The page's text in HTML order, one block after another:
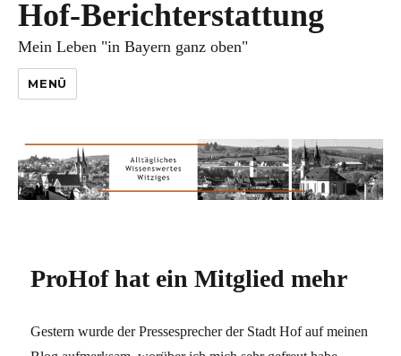
Hof-Berichterstattung
Mein Leben "in Bayern ganz oben"
MENÜ
ProHof hat ein Mitglied mehr
Gestern wurde der Pressesprecher der Stadt Hof auf meinen